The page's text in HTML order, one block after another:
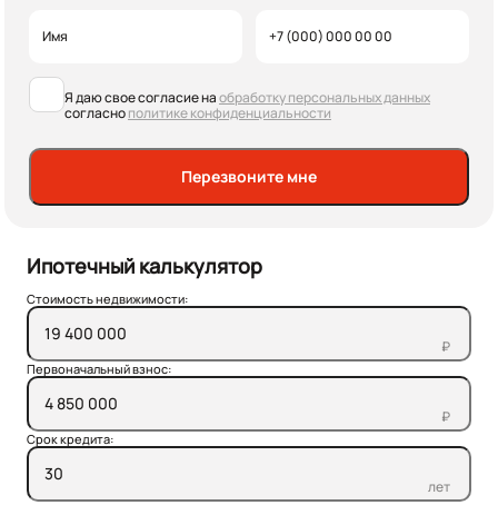
Я даю свое согласие наобработку персональных данных
согласнополитике конфиденциальности
Перезвоните мне
Ипотечный калькулятор
Стоимость недвижимости:
₽
Первоначальный взнос:
₽
Срок кредита:
лет